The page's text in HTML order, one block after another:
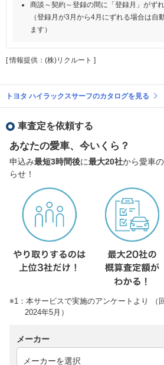
商談～契約～登録の間に「登録月」がず
（登録月が3月から4月にずれる場合は自
ます）
[ 情報提供：(株)リクルート ]
トヨタ ハイラックスサーフのカタログを見る
車査定を依頼する
あなたの愛車、今いくら？
申込み最短3時間後に最大20社から愛車
らせ！
※1：本サービスで実施のアンケートより （
2024年5月）
メーカー